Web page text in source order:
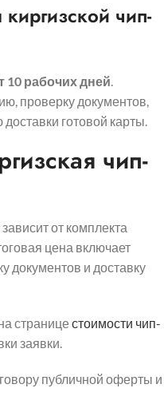
чип-
10 рабочих дней
проверку документов,
готовой карты.
чип-
от комплекта
цена включает
документов и доставку
странице стоимости чип-
заявки.
публичной оферты и